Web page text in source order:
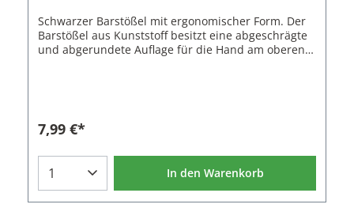
Schwarzer Barstößel mit ergonomischer Form. Der
Barstößel aus Kunststoff besitzt eine abgeschrägte
und abgerundete Auflage für die Hand am oberen
ist auch in einer klaren Variante
erhältlich.Eigenschaften des Barstößel:Material:
7,99 €*
In den Warenkorb